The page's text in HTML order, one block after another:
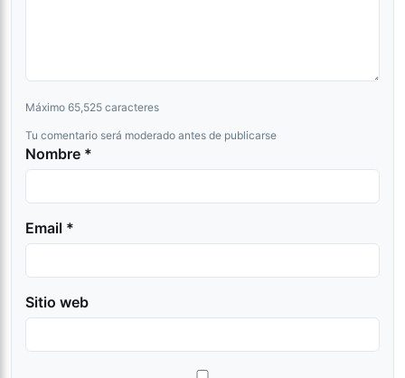
Máximo 65,525 caracteres
Tu comentario será moderado antes de publicarse
Nombre *
Email *
Sitio web